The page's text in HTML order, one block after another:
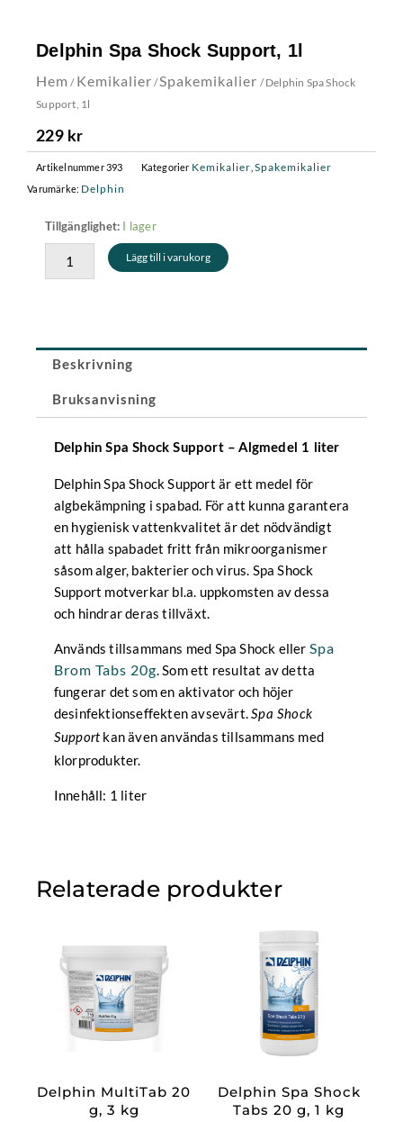
Delphin Spa Shock Support, 1l
Hem / Kemikalier /Spakemikalier / Delphin Spa Shock
Support, 1l
229 kr
Artikelnummer393 Kategorier Kemikalier ,Spakemikalier
Varumärke: Delphin
Tillgänglighet: I lager
Delphin
Spa
Shock
Support,
Lägg till i varukorg
Beskrivning
Bruksanvisning
Delphin Spa Shock Support – Algmedel 1 liter
Delphin Spa Shock Support är ett medel för
algbekämpning i spabad. För att kunna garantera
en hygienisk vattenkvalitet är det nödvändigt
att hålla spabadet fritt från mikroorganismer
såsom alger, bakterier och virus. Spa Shock
Support motverkar bl.a. uppkomsten av dessa
och hindrar deras tillväxt.
Används tillsammans med Spa Shock eller Spa
Brom Tabs 20g. Som ett resultat av detta
fungerar det som en aktivator och höjer
desinfektionseffekten avsevärt.Spa Shock
Support kan även användas tillsammans med
klorprodukter.
Innehåll: 1 liter
Relaterade produkter
Delphin MultiTab 20
g, 3 kg
Delphin Spa Shock
Tabs 20 g, 1 kg